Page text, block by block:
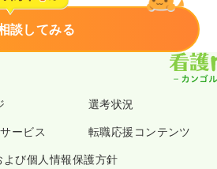
談してみる
選考状況
ービス 転職応援コンテンツ
び個人情報保護方針